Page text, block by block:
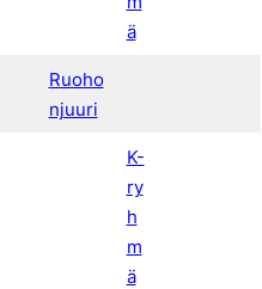
ä
Ruoho
njuuri
K-
ry
h
m
ä